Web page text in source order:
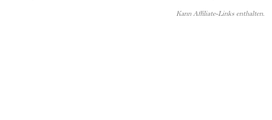
Kann Affiliate-Links enthalten.